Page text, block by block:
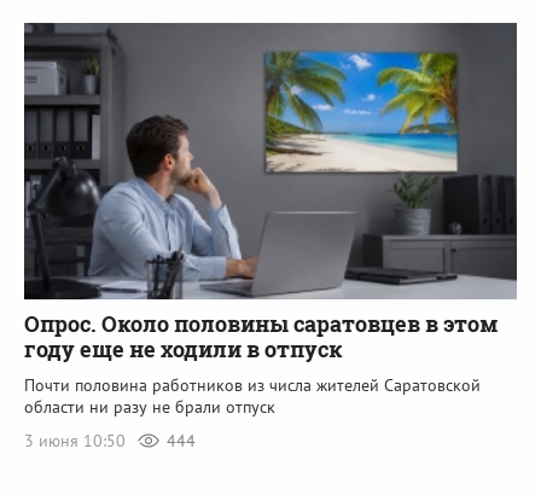
Опрос. Около половины саратовцев в этом
году еще не ходили в отпуск
Почти половина работников из числа жителей Саратовской
области ни разу не брали отпуск
3 июня 10:50
444